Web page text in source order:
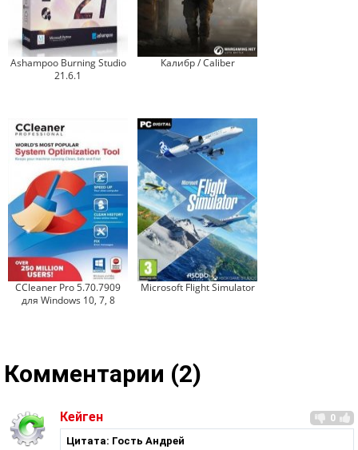
Ashampoo Burning Studio
21.6.1
Калибр / Caliber
CCleaner Pro 5.70.7909
для Windows 10, 7, 8
Microsoft Flight Simulator
Комментарии (2)
0
Кейген
Цитата: Гость Андрей